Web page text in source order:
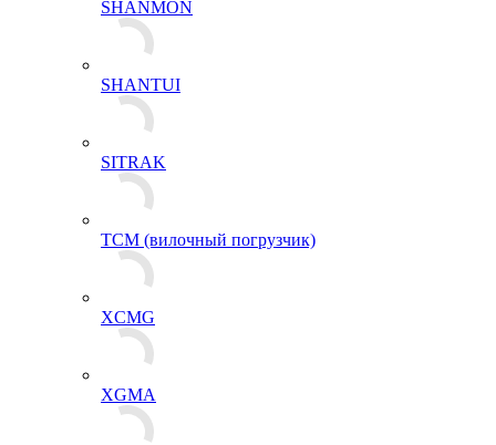
SHANMON
SHANTUI
SITRAK
TCM (вилочный погрузчик)
XCMG
XGMA